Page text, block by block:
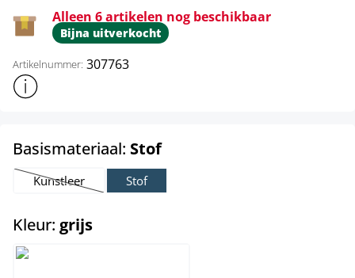
Alleen 6 artikelen nog beschikbaar
Bijna uitverkocht
Artikelnummer: 307763
Toon meer productinformatie
Basismateriaal: Stofselect
Kunstleer
(Deze optie is momenteel niet beschikbaar.)
Stof
Kleur: grijsselect